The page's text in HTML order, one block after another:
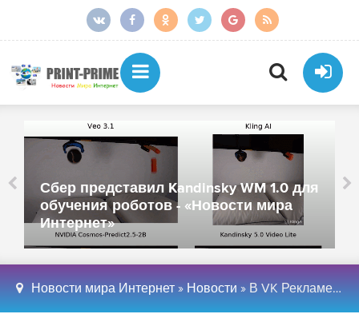
Сбер представил Kandinsky WM 1.0 для
обучения роботов - «Новости мира
Интернет»
Новости мира Интернет » Новости » В VK Рекламе можно протестировать несколько лид-форм в рамках одной кампании - «Новости мира Интернет»